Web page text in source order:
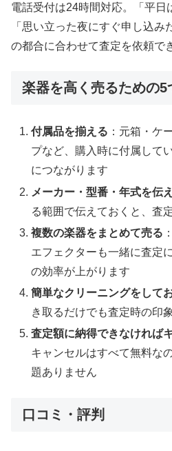
電話受付は24時間対応。「平日
「思い立った夜にすぐ申し込
の都合に合わせて査定を依頼で
楽器を高く売るための5
付属品を揃える ：元箱・ケ
プなど、購入時に付属して
につながります
メーカー・型番・年式を伝
る範囲で伝えておくと、査
複数の楽器をまとめて売る
エフェクターも一緒に査定
の効率が上がります
簡単なクリーニングをして
き取るだけでも査定時の印
査定額に納得できなければ
キャンセルはすべて無料な
題ありません
口コミ・評判